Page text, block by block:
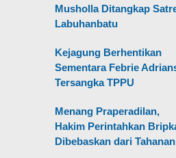
Musholla Ditangkap
Labuhanbatu
Kejagung Berhentikan
Sementara Febrie
Tersangka TPPU
Menang Praperadilan,
Hakim Perintahkan
Dibebaskan dari Tahanan